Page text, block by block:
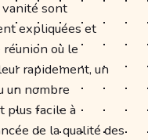
sont
expliquées et
où le
rapidement, un
un nombre
plus facile à
de la qualité des